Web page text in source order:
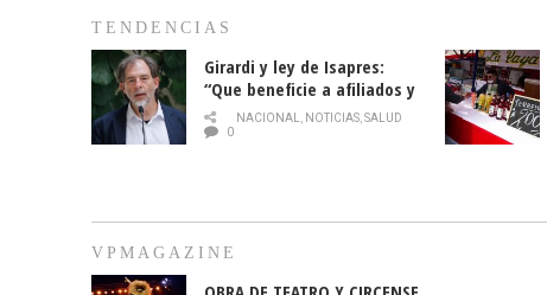
TENDENCIAS
Girardi y ley de Isapres:
“Que beneficie a afiliados y
no legalice el abuso”
NACIONAL NOTICIAS SALUD
0
VPMAGAZINE